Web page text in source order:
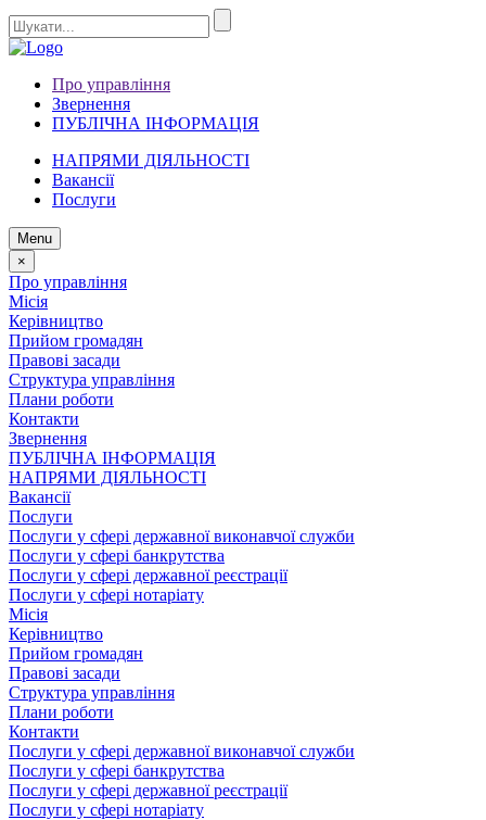
Про управління
Звернення
ПУБЛІЧНА ІНФОРМАЦІЯ
НАПРЯМИ ДІЯЛЬНОСТІ
Вакансії
Послуги
Menu
×
Про управління
Місія
Керівництво
Прийом громадян
Правові засади
Структура управління
Плани роботи
Контакти
Звернення
ПУБЛІЧНА ІНФОРМАЦІЯ
НАПРЯМИ ДІЯЛЬНОСТІ
Вакансії
Послуги
Послуги у сфері державної виконавчої служби
Послуги у сфері банкрутства
Послуги у сфері державної реєстрації
Послуги у сфері нотаріату
Місія
Керівництво
Прийом громадян
Правові засади
Структура управління
Плани роботи
Контакти
Послуги у сфері державної виконавчої служби
Послуги у сфері банкрутства
Послуги у сфері державної реєстрації
Послуги у сфері нотаріату